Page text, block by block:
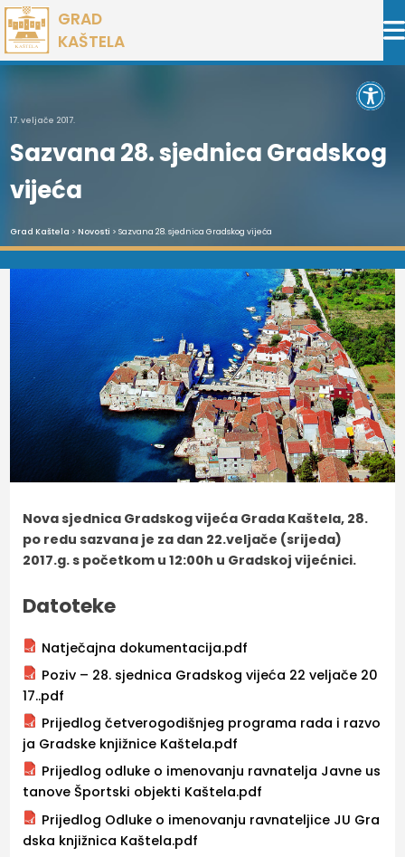
Preskoči
na
sadržaj
GRAD
KAŠTELA
17. veljače 2017.
Sazvana 28. sjednica Gradskog
vijeća
Grad Kaštela > Novosti > Sazvana 28. sjednica Gradskog vijeća
Nova sjednica Gradskog vijeća Grada Kaštela, 28.
po redu sazvana je za dan 22.veljače (srijeda)
2017.g. s početkom u 12:00h u Gradskoj vijećnici.
Datoteke
Natječajna dokumentacija.pdf
Poziv – 28. sjednica Gradskog vijeća 22 veljače 20
17..pdf
Prijedlog četverogodišnjeg programa rada i razvo
ja Gradske knjižnice Kaštela.pdf
Prijedlog odluke o imenovanju ravnatelja Javne us
tanove Športski objekti Kaštela.pdf
Prijedlog Odluke o imenovanju ravnateljice JU Gra
dska knjižnica Kaštela.pdf